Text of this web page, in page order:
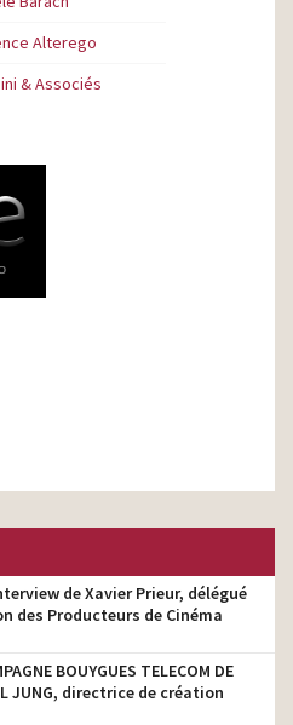
Alterego
& Associés
de Xavier Prieur, délégué
des Producteurs de Cinéma
BOUYGUES TELECOM DE
JUNG, directrice de création